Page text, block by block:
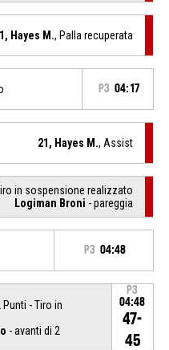
Hayes M., Palla recuperata
P3 04:17
21, Hayes M., Assist
in sospensione realizzato
Logiman Broni - pareggia
P3 04:48
Punti - Tiro in
- avanti di 2
P3
04:48
47-
45